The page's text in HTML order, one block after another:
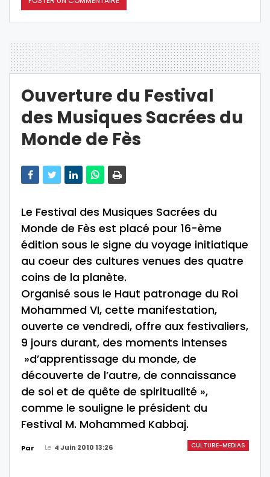
Ouverture du Festival
des Musiques Sacrées du
Monde de Fès
Le Festival des Musiques Sacrées du
Monde de Fès est placé pour 16-ème
édition sous le signe du voyage initiatique
au coeur des cultures venues des quatre
coins de la planète.
Organisé sous le Haut patronage du Roi
Mohammed VI, cette manifestation,
ouverte ce vendredi, offre aux festivaliers,
9 jours durant, des moments intenses
»d’apprentissage du monde, de
découverte de l’autre, de connaissance
de soi et de quête de spiritualité »,
comme le souligne le président du
Festival M. Mohammed Kabbaj.
CULTURE-MEDIAS
Par Le 4 Juin 2010 13:26